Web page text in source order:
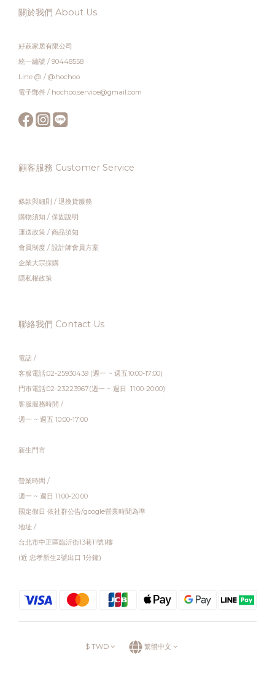
關於我們 About Us
好萩家居有限公司
統一編號 / 90448558
Line @ / @hochoo
電子郵件 / hochoo.service@gmail.com
顧客服務 Customer Service
條款與細則 / 退換貨服務
購物須知 / 保固說明
運送政策 / 商品須知
會員制度 / 設計師會員方案
企業大宗採購
隱私權政策
聯絡我們 Contact Us
電話 /
客服電話:02-25930439 (週一 ~ 週五10:00-17:00)
門市電話:02-23223967(週一 ~ 週日 11:00-20:00)
客服服務時間 /
週一 ~ 週五 10:00-17:00
新生門市
營業時間 /
週一 ~ 週日 11:00-20:00
國定假日 依社群公告/google營業時間為準
地址 /
台北市中正區臨沂街13巷11號1樓
(近 忠孝新生2號出口 1分鐘)
$ TWD 繁體中文